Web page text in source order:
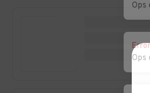
Ops
Error
Ops